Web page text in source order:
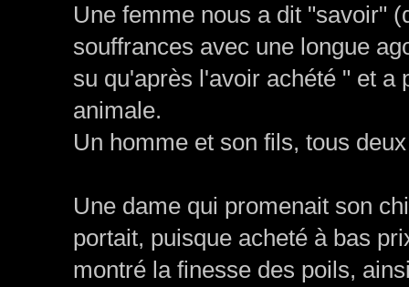
Une femme nous a dit "savoir"
souffrances avec une longue
su qu'après l'avoir achété " et
animale.
Un homme et son fils, tous
Une dame qui promenait son
portait, puisque acheté à bas
montré la finesse des poils,